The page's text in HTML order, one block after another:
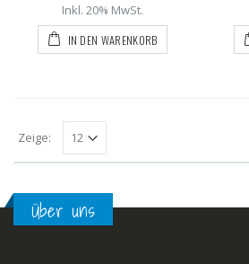
Inkl. 20% MwSt.
IN DEN WARENKORB
Zeige:
Über uns